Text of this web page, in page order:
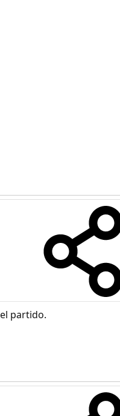
partido.